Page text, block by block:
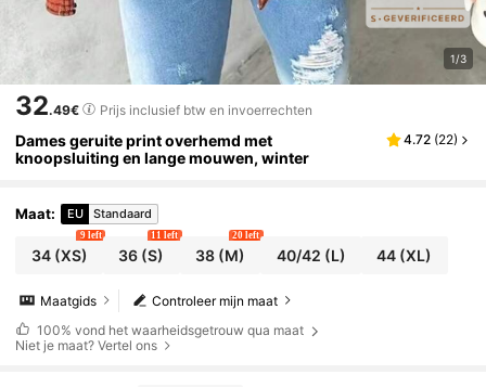
1/3
32.49€ Prijs inclusief btw en invoerrechten
Dames geruite print overhemd met
knoopsluiting en lange mouwen, winter
4.72 (22)
Maat: EU Standaard
34(XS)
9 left
36 (S)
11 left
38(M)
20 left
40/42 (L) 44 (XL)
Controleer mijn maat
Maatgids
100% vond het waarheidsgetrouw qua maat
Niet je maat? Vertel ons